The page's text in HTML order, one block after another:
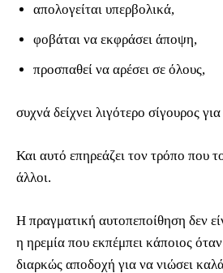
απολογείται υπερβολικά,
φοβάται να εκφράσει άποψη,
προσπαθεί να αρέσει σε όλους,
συχνά δείχνει λιγότερο σίγουρος
Και αυτό επηρεάζει τον τρόπο που
άλλοι.
Η πραγματική αυτοπεποίθηση δεν
η ηρεμία που εκπέμπει κάποιος όταν
διαρκώς αποδοχή για να νιώσει